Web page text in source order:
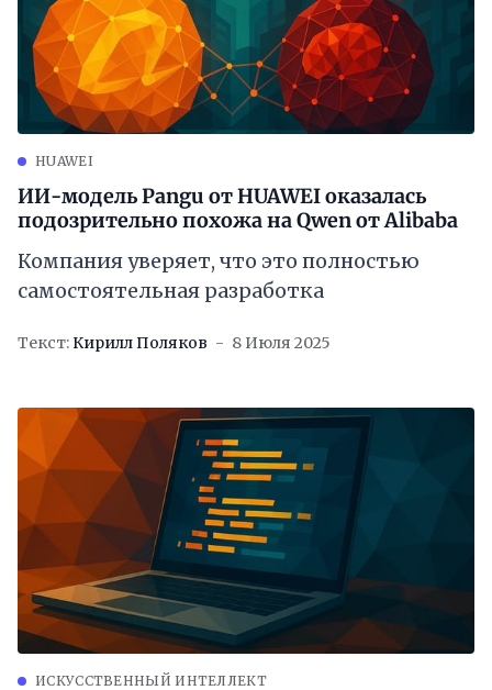
HUAWEI
ИИ-модель Pangu от HUAWEI оказалась
подозрительно похожа на Qwen от Alibaba
Компания уверяет, что это полностью
самостоятельная разработка
Текст: Кирилл Поляков 8 Июля 2025
ИСКУССТВЕННЫЙ ИНТЕЛЛЕКТ